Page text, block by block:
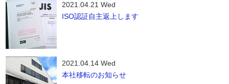
2021.04.21 Wed
ISO認証自主返上します
2021.04.14 Wed
本社移転のお知らせ